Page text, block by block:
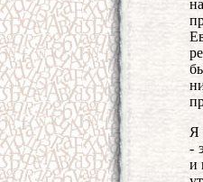
Я
-
и